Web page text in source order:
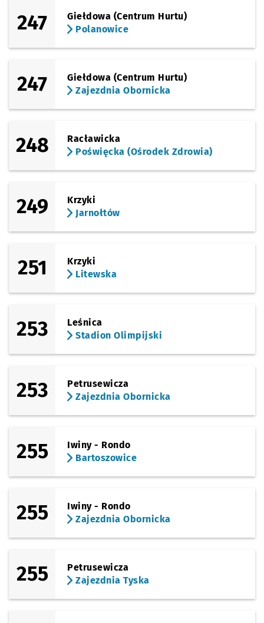
247
Giełdowa (Centrum Hurtu)
Polanowice
247
Giełdowa (Centrum Hurtu)
Zajezdnia Obornicka
248
Racławicka
Poświęcka (Ośrodek Zdrowia)
249
Krzyki
Jarnołtów
251
Krzyki
Litewska
253
Leśnica
Stadion Olimpijski
253
Petrusewicza
Zajezdnia Obornicka
255
Iwiny - Rondo
Bartoszowice
255
Iwiny - Rondo
Zajezdnia Obornicka
255
Petrusewicza
Zajezdnia Tyska